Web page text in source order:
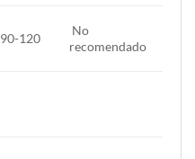
90-120
No
recomendado